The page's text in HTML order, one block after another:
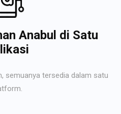
Anabul di Satu
semuanya tersedia dalam satu